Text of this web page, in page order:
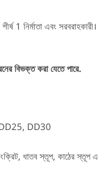
1 নির্মাতা এবং সরবরাহকারী।
বিভক্ত করা যেতে পারে.
DD30
ধাতব স্তূপ, কাঠের স্তূপ